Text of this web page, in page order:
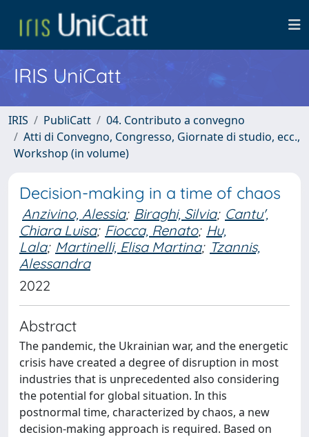
IRIS UniCatt
IRIS PubliCatt
04. Contributo a convegno
Atti di Convegno, Congresso, Giornate di studio, ecc.,
Workshop (in volume)
Decision-making in a time of chaos
Anzivino, Alessia; Biraghi, Silvia; Cantu',
Chiara Luisa; Fiocca, Renato; Hu,
Lala; Martinelli, Elisa Martina; Tzannis,
Alessandra
2022
Abstract
The pandemic, the Ukrainian war, and the energetic
crisis have created a degree of disruption in most
industries that is unprecedented also considering
the potential for global situation. In this
postnormal time, characterized by chaos, a new
decision-making approach is required. Based on